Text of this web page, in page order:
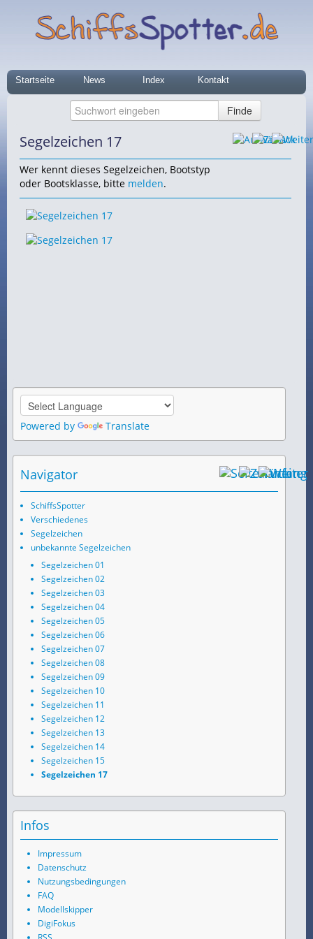
Startseite News Index Kontakt
Segelzeichen 17
Wer kennt dieses Segelzeichen, Bootstyp
oder Bootsklasse, bitte melden.
Powered by Translate
Navigator
SchiffsSpotter
Verschiedenes
Segelzeichen
unbekannte Segelzeichen
Segelzeichen 01
Segelzeichen 02
Segelzeichen 03
Segelzeichen 04
Segelzeichen 05
Segelzeichen 06
Segelzeichen 07
Segelzeichen 08
Segelzeichen 09
Segelzeichen 10
Segelzeichen 11
Segelzeichen 12
Segelzeichen 13
Segelzeichen 14
Segelzeichen 15
Segelzeichen 17
Infos
Impressum
Datenschutz
Nutzungsbedingungen
FAQ
Modellskipper
DigiFokus